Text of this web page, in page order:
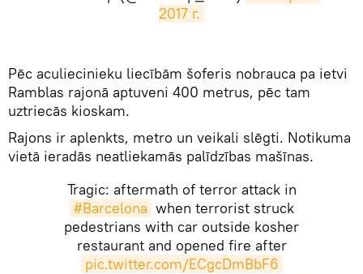
2017 г.
Pēc aculiecinieku liecībām šoferis nobrauca pa ietvi
Ramblas rajonā aptuveni 400 metrus, pēc tam
uztriecās kioskam.
Rajons ir aplenkts, metro un veikali slēgti. Notikuma
vietā ieradās neatliekamās palīdzības mašīnas.
Tragic: aftermath of terror attack in
#Barcelona when terrorist struck
pedestrians with car outside kosher
restaurant and opened fire after
pic.twitter.com/ECgcDmBbF6